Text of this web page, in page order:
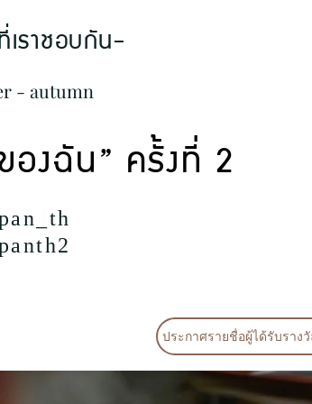
ราชอบกัน-
- autumn
งฉัน” ครั้งที่ 2
ประกาศรายชื่อผู้ได้รับรางวั